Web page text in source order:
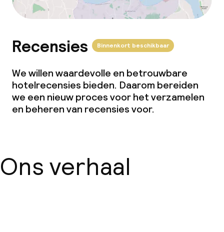
Recensies Binnenkort beschikbaar
We willen waardevolle en betrouwbare
hotelrecensies bieden. Daarom bereiden
we een nieuw proces voor het verzamelen
en beheren van recensies voor.
Ons verhaal